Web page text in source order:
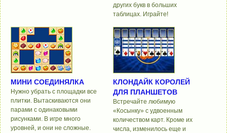
других букв в больших
таблицах. Играйте!
МИНИ СОЕДИНЯЛКА
Нужно убрать с площадки все
плитки. Вытаскиваются они
парами с одинаковыми
рисунками. В игре много
уровней, и они не сложные.
КЛОНДАЙК КОРОЛЕЙ
ДЛЯ ПЛАНШЕТОВ
Встречайте любимую
«Косынку» с удвоенным
количеством карт. Кроме их
числа, изменилось еще и